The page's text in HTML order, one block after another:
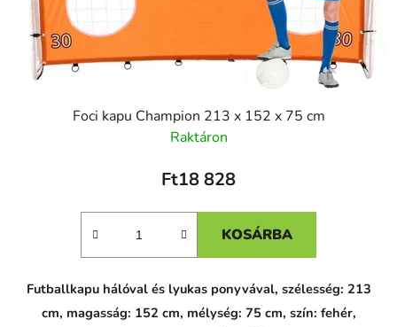
Foci kapu Champion 213 x 152 x 75 cm
Raktáron
Ft18 828
KOSÁRBA
Futballkapu hálóval és lyukas ponyvával, szélesség: 213
cm, magasság: 152 cm, mélység: 75 cm, szín: fehér,